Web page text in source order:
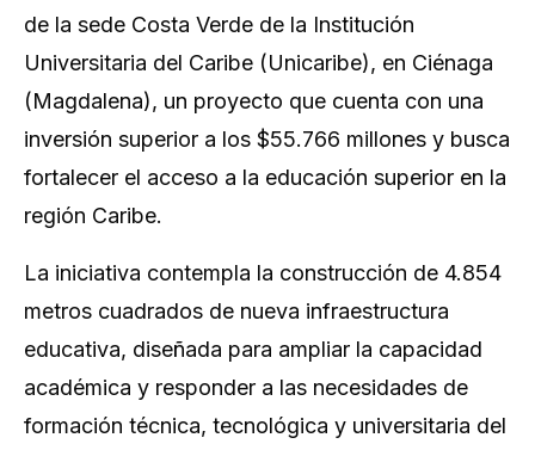
de la sede Costa Verde de la Institución
Universitaria del Caribe (Unicaribe), en Ciénaga
(Magdalena), un proyecto que cuenta con una
inversión superior a los $55.766 millones y busca
fortalecer el acceso a la educación superior en la
región Caribe.
La iniciativa contempla la construcción de 4.854
metros cuadrados de nueva infraestructura
educativa, diseñada para ampliar la capacidad
académica y responder a las necesidades de
formación técnica, tecnológica y universitaria del